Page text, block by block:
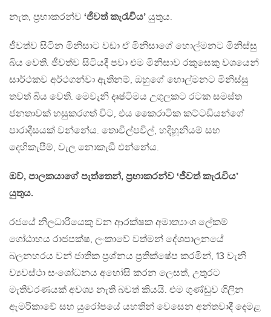
නැත, ප‍්‍රභාකරන්ව ‘ජීවත් කැරැවිය’ යුතුය.
ජීවත්ව සිටින මිනිසාට වඩා ඒ මිනිසාගේ හොල්මනට මිනිස්සු
බිය වෙති. ජීවත්ව සිටියදී පවා එම මිනිසාව රකුසෙකු වශයෙන්
සාර්ථකව අර්ථගන්වා ඇතිනම්, ඔහුගේ හොල්මනට මිනිස්සු
තවත් බිය වෙති. මෙවැනි දෘෂ්ටිමය උගුලකට රටක සමස්ත
ජනතාවක් හසුකරගත් විට, එය කෛරාටික කට්ටඩියන්ගේ
පාරාදීසයක් වන්නේය. තොවිල්පවිල්, හදිහූනියම් සහ
දෙහිකැපීම්, වැල නොකැඞී එන්නේය.
ඔව්, පාලකයාගේ පැත්තෙන්, ප‍්‍රභාකරන්ව ‘ජීවත් කැරැවිය’
යුතුය.
රජයේ නිලධාරියෙකු වන ආරක්ෂක අමාත්‍යාංශ ලේකම්
ගෝඨාභය රාජපක්ෂ, ලංකාවේ වත්මන් දේශපාලනයේ
බලනහරය වන් ජාතික ප‍්‍රශ්නය ප‍්‍රතික්ෂේප කරමින්, 13 වැනි
ව්‍යවස්ථා සංශෝධනය අහෝසි කරන ලෙසත්, උතුරට
මැතිවරණයක් අවශ්‍ය නැති බවත් කියයි. එම ගුණ්ඩුව ගිලින
ඇමරිකාවේ සහ යුරෝපයේ යහතින් වෙසෙන අන්තවාදී දෙමළ